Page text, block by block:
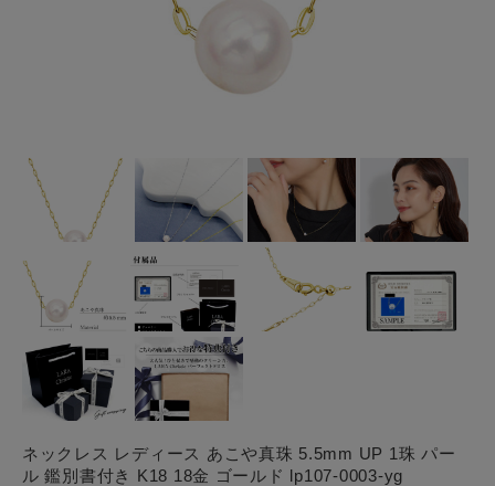
ネックレス レディース あこや真珠 5.5mm UP 1珠 パー
ル 鑑別書付き K18 18金 ゴールド lp107-0003-yg